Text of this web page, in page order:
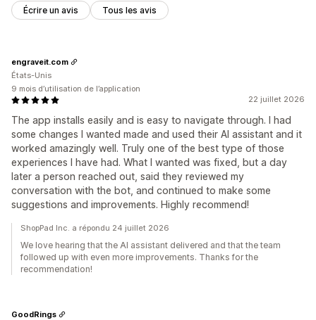
Écrire un avis Tous les avis
22 juillet 2026
The app installs easily and is easy to navigate through. I had
some changes I wanted made and used their AI assistant and it
worked amazingly well. Truly one of the best type of those
experiences I have had. What I wanted was fixed, but a day
later a person reached out, said they reviewed my
conversation with the bot, and continued to make some
suggestions and improvements. Highly recommend!
engraveit.com
États-Unis
9 mois d’utilisation de l’application
ShopPad Inc. a répondu 24 juillet 2026
We love hearing that the AI assistant delivered and that the team
followed up with even more improvements. Thanks for the
recommendation!
GoodRings